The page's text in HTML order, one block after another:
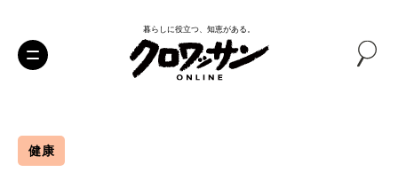
暮らしに役立つ、知恵がある。
健康